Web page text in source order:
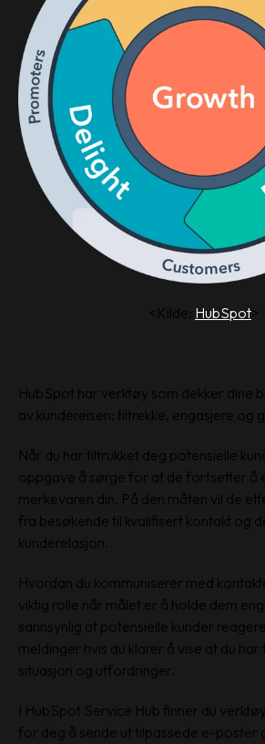
<Kilde: HubSpot >
HubSpot har verktøy som dekker dine
av kundereisen: tiltrekke, engasjere og
Når du har tiltrukket deg potensielle
oppgave å sørge for at de fortsetter å
merkevaren din. På den måten vil de
fra besøkende til kvalifisert kontakt og
kunderelasjon.
Hvordan du kommuniserer med
viktig rolle når målet er å holde dem
sannsynlig at potensielle kunder
meldinger hvis du klarer å vise at du
situasjon og utfordringer.
I HubSpot Service Hub finner du
for deg å sende ut tilpassede e-poster